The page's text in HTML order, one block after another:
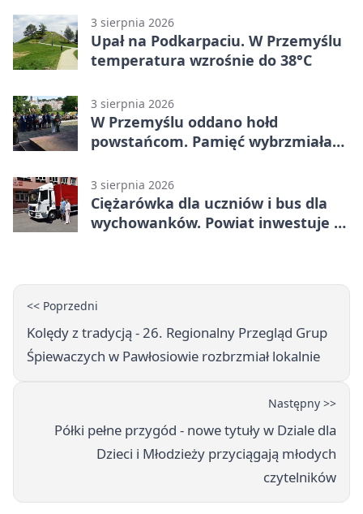
3 sierpnia 2026
Upał na Podkarpaciu. W Przemyślu
temperatura wzrośnie do 38°C
3 sierpnia 2026
W Przemyślu oddano hołd
powstańcom. Pamięć wybrzmiała
3 sierpnia 2026
Ciężarówka dla uczniów i bus dla
wychowanków. Powiat inwestuje w
<< Poprzedni
Kolędy z tradycją - 26. Regionalny Przegląd Grup
Śpiewaczych w Pawłosiowie rozbrzmiał lokalnie
Następny >>
Półki pełne przygód - nowe tytuły w Dziale dla
Dzieci i Młodzieży przyciągają młodych
czytelników